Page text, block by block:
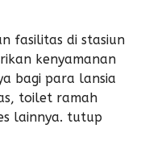
fasilitas di stasiun
kenyamanan
bagi para lansia
toilet ramah
lainnya. tutup